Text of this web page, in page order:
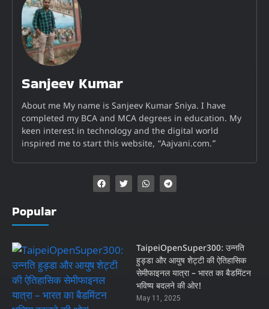
Sanjeev Kumar
About me My name is Sanjeev Kumar Sniya. I have
completed my BCA and MCA degrees in education. My
keen interest in technology and the digital world
inspired me to start this website, “Aajvani.com.”
Popular
TaipeiOpenSuper300: उन्नति
हुड्डा और आयुष शेट्टी की ऐतिहासिक
सेमीफाइनल यात्रा – भारत का बैडमिंटन
भविष्य बदलने की ओर!
May 11, 2025